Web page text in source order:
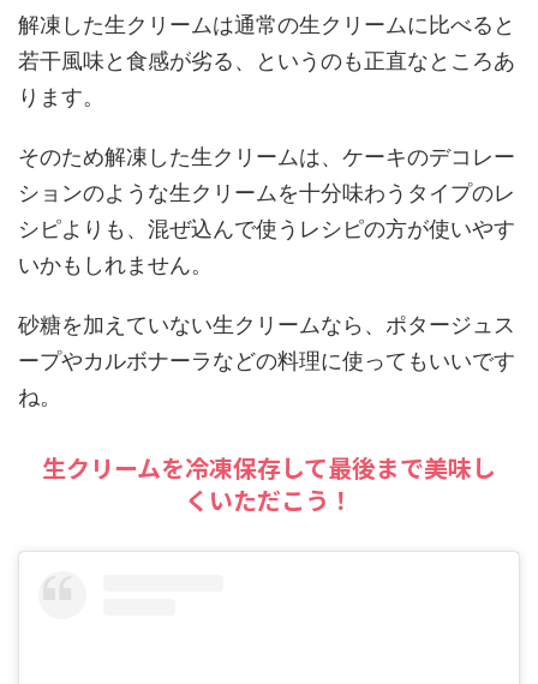
解凍した生クリームは通常の生クリームに比べると
若干風味と食感が劣る、というのも正直なところあ
ります。
そのため解凍した生クリームは、ケーキのデコレー
ションのような生クリームを十分味わうタイプのレ
シピよりも、混ぜ込んで使うレシピの方が使いやす
いかもしれません。
砂糖を加えていない生クリームなら、ポタージュス
ープやカルボナーラなどの料理に使ってもいいです
ね。
生クリームを冷凍保存して最後まで美味し
くいただこう！